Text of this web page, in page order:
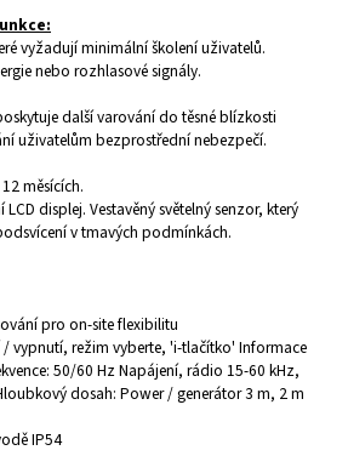
vyžadují minimální školení uživatelů.
nebo rozhlasové signály.
další varování do těsné blízkosti
uživatelům bezprostřední nebezpečí.
měsících.
displej. Vestavěný světelný senzor, který
v tmavých podmínkách.
pro on-site flexibilitu
vypnutí, režim vyberte, 'i-tlačítko' Informace
50/60 Hz Napájení, rádio 15-60 kHz,
dosah: Power / generátor 3 m, 2 m
IP54